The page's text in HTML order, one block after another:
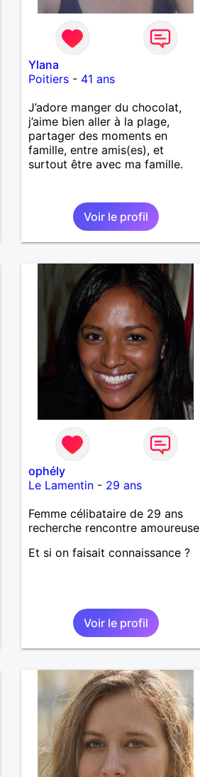
Ylana
Poitiers- 41 ans
J’adore manger du chocolat,
j’aime bien aller à la plage,
partager des moments en
famille, entre amis(es), et
surtout être avec ma famille.
Voir le profil
ophély
Le Lamentin- 29 ans
Femme célibataire de 29 ans
recherche rencontre amoureuse
Et si on faisait connaissance ?
Voir le profil